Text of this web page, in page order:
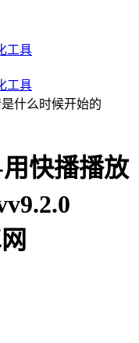
工具
工具
什么时候开始的
快播播放